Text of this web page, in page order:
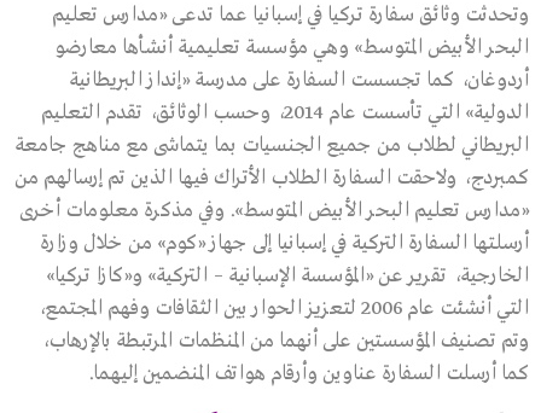
وتحدثت وثائق سفارة تركيا في إسبانيا عما تدعى «مدارس تعليم
البحر الأبيض المتوسط» وهي مؤسسة تعليمية أنشأها معارضو
أردوغان، كما تجسست السفارة على مدرسة «إنداز البريطانية
الدولية» التي تأسست عام 2014، وحسب الوثائق، تقدم التعليم
البريطاني لطلاب من جميع الجنسيات بما يتماشى مع مناهج جامعة
كمبردج، ولاحقت السفارة الطلاب الأتراك فيها الذين تم إرسالهم من
«مدارس تعليم البحر الأبيض المتوسط». وفي مذكرة معلومات أخرى
أرسلتها السفارة التركية في إسبانيا إلى جهاز «كوم» من خلال وزارة
الخارجية، تقرير عن «المؤسسة الإسبانية – التركية» و«كازا تركيا»
التي أنشئت عام 2006 لتعزيز الحوار بين الثقافات وفهم المجتمع،
وتم تصنيف المؤسستين على أنهما من المنظمات المرتبطة بالإرهاب،
كما أرسلت السفارة عناوين وأرقام هواتف المنضمين إليهما.